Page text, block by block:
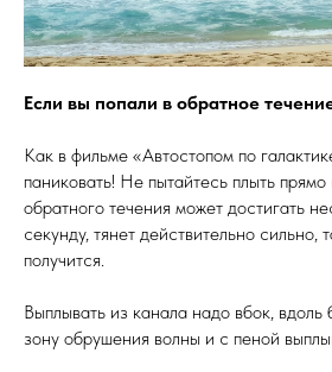
Если вы попали в обратное
Как в фильме «Автостопом по
паниковать! Не пытайтесь плыть прямо
обратного течения может достигать
секунду, тянет действительно сильно,
получится.
Выплывать из канала надо вбок, вдоль
зону обрушения волны и с пеной